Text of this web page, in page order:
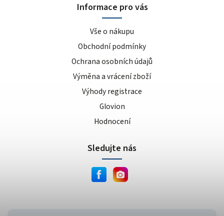
Informace pro vás
Vše o nákupu
Obchodní podmínky
Ochrana osobních údajů
Výměna a vrácení zboží
Výhody registrace
Glovion
Hodnocení
Sledujte nás